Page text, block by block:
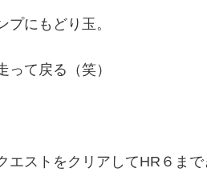
プにもどり玉。
って戻る（笑）
エストをクリアしてHR６まで